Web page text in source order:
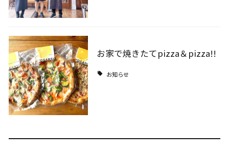
お家で焼きたてpizza＆pizza!!
お知らせ